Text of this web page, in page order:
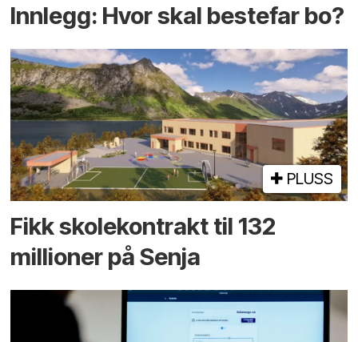
Innlegg: Hvor skal bestefar bo?
PLUSS
Fikk skole­kontrakt til 132
millioner på Senja